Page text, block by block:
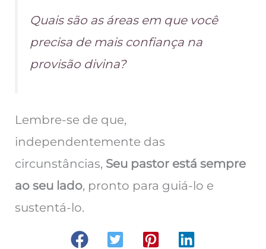
Quais são as áreas em que você
precisa de mais confiança na
provisão divina?
Lembre-se de que,
independentemente das
circunstâncias, Seu pastor está sempre
ao seu lado, pronto para guiá-lo e
sustentá-lo.